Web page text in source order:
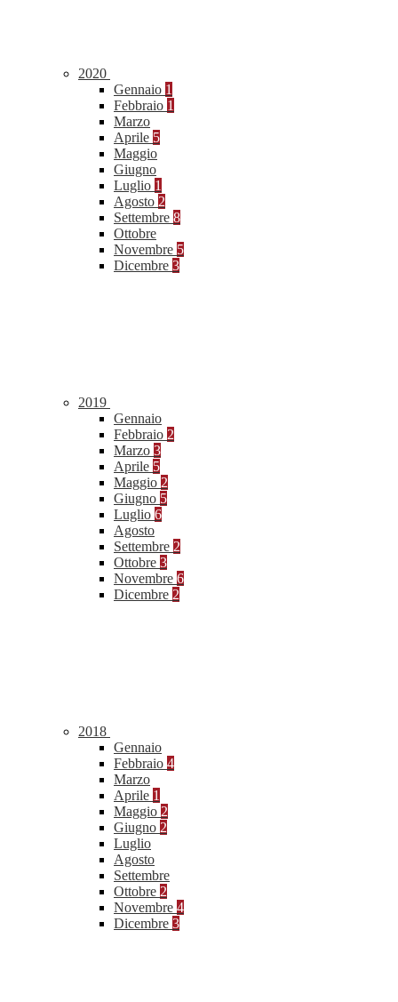
2020
Gennaio 1
Febbraio 1
Marzo
Aprile 5
Maggio
Giugno
Luglio 1
Agosto 2
Settembre 8
Ottobre
Novembre 5
Dicembre 3
2019
Gennaio
Febbraio 2
Marzo 3
Aprile 5
Maggio 2
Giugno 5
Luglio 6
Agosto
Settembre 2
Ottobre 3
Novembre 6
Dicembre 2
2018
Gennaio
Febbraio 4
Marzo
Aprile 1
Maggio 2
Giugno 2
Luglio
Agosto
Settembre
Ottobre 2
Novembre 4
Dicembre 3